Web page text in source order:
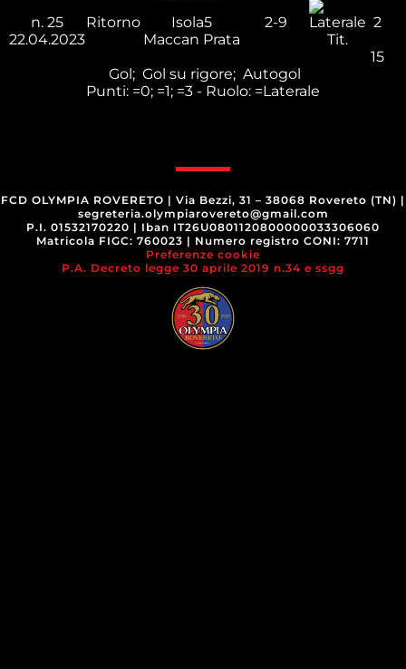
n. 25
22.04.2023
Ritorno
Isola5
Maccan Prata
2-9
Tit.
2
15
Gol; Gol su rigore; Autogol
Punti: =0; =1; =3 - Ruolo: =Laterale
FCD OLYMPIA ROVERETO | Via Bezzi, 31 – 38068 Rovereto (TN) |
segreteria.olympiarovereto@gmail.com
P.I. 01532170220 | Iban IT26U0801120800000033306060
Matricola FIGC: 760023 | Numero registro CONI: 7711
Preferenze cookie
P.A. Decreto legge 30 aprile 2019 n.34 e ssgg